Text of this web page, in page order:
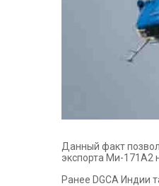
Данный факт
экспорта Ми-171А2
Ранее DGCA Индии